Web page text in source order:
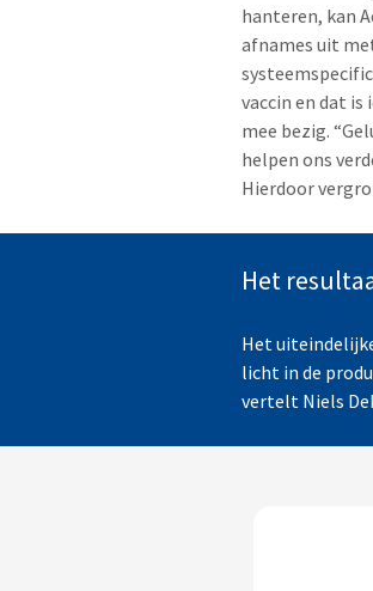
hanteren, kan
afnames uit
vaccin en dat
mee bezig.
helpen ons
Hierdoor
Het
Het
licht in de
vertelt Niels